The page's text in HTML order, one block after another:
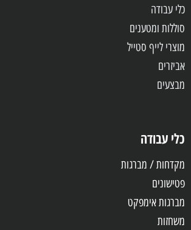
כלי עבודה
סוללות ומטענים
מוצרי לייף סטייל
אביזרים
מבצעים
כלי עבודה
מקדחות / מברגות
פטישונים
מברגות אימפקט
משחזות